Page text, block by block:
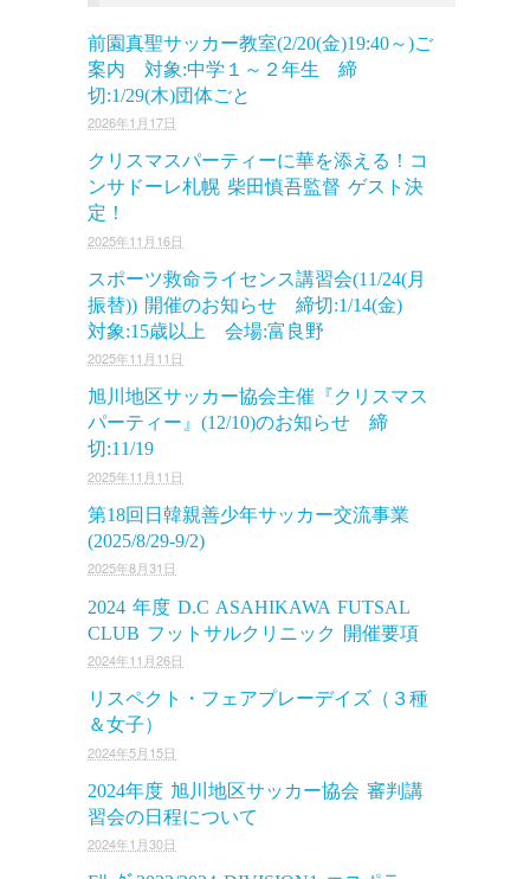
前園真聖サッカー教室(2/20(金)19:40～)ご
案内 対象:中学１～２年生 締
切:1/29(木)団体ごと
2026年1月17日
クリスマスパーティーに華を添える！コ
ンサドーレ札幌 柴田慎吾監督 ゲスト決
定！
2025年11月16日
スポーツ救命ライセンス講習会(11/24(月
振替)) 開催のお知らせ 締切:1/14(金)
対象:15歳以上 会場:富良野
2025年11月11日
旭川地区サッカー協会主催『クリスマス
パーティー』(12/10)のお知らせ 締
切:11/19
2025年11月11日
第18回日韓親善少年サッカー交流事業
(2025/8/29-9/2)
2025年8月31日
2024 年度 D.C ASAHIKAWA FUTSAL
CLUB フットサルクリニック 開催要項
2024年11月26日
リスペクト・フェアプレーデイズ（３種
＆女子）
2024年5月15日
2024年度 旭川地区サッカー協会 審判講
習会の日程について
2024年1月30日